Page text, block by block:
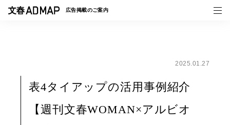
広告掲載のご案内
事例一覧
トピックス
2025.01.27
表4タイアップの活用事例紹介
【週刊文春WOMAN×アルビオ